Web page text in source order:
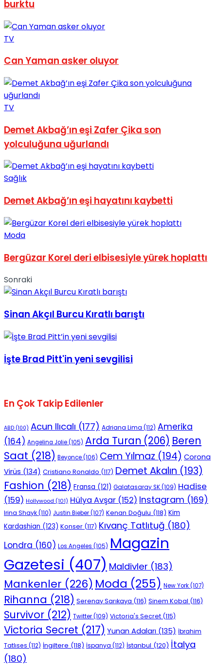
No Result
View All Result
burktu
TV
Can Yaman asker oluyor
TV
Demet Akbağ’ın eşi Zafer Çika son
yolculuğuna uğurlandı
Sağlık
Demet Akbağ’ın eşi hayatını kaybetti
Moda
Bergüzar Korel deri elbisesiyle yürek hoplattı
Sonraki
Sinan Akçıl Burcu Kıratlı barıştı
İşte Brad Pitt'in yeni sevgilisi
En Çok Takip Edilenler
ABD (100) Acun Ilıcalı (177) Adriana Lima (112) Amerika
(164) Angelina Jolie(105) Arda Turan (206) Beren
Saat (218) Beyonce(106) Cem Yılmaz (194) Corona
Virüs (134) Cristiano Ronaldo (117) Demet Akalın (193)
Fashion (218) Fransa (121) Galatasaray SK(109) Hadise
(159) Hollywood (101) Hülya Avşar (152) Instagram (169)
Irina Shayk(110) Justin Bieber(107) Kenan Doğulu (118) Kim
Kardashian (123) Konser (117) Kıvanç Tatlıtuğ (180)
Londra (160) Los Angeles (105) Magazin
Gazetesi (407) Maldivler (183)
Mankenler (226) Moda (255) New York(107)
Rihanna (218) Serenay Sarıkaya (116) Sinem Kobal (116)
Survivor (212) Twitter(109) Victoria's Secret (115)
Victoria Secret (217) Yunan Adaları (135) İbrahim
Tatlıses (112) İngiltere (118) İspanya (112) İstanbul (120) İtalya
(180)